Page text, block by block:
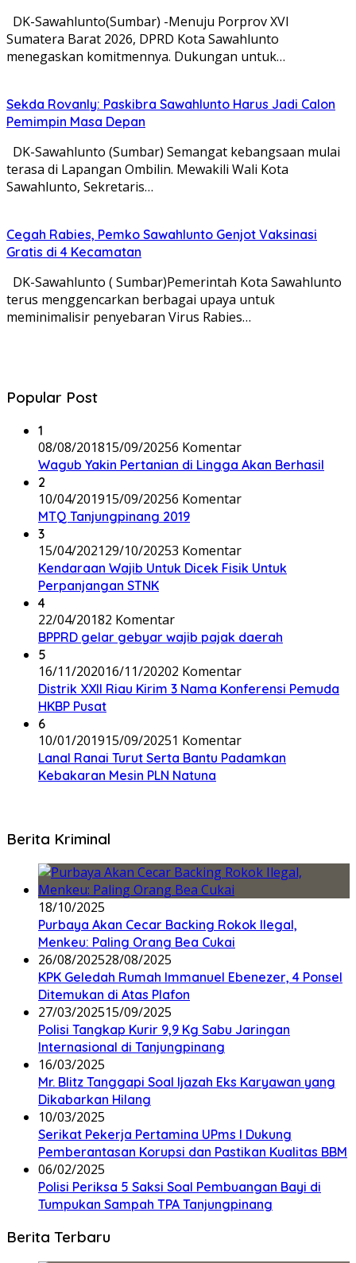
DK-Sawahlunto(Sumbar) -Menuju Porprov XVI
Sumatera Barat 2026, DPRD Kota Sawahlunto
menegaskan komitmennya. Dukungan untuk…
Sekda Rovanly: Paskibra Sawahlunto Harus Jadi Calon
Pemimpin Masa Depan
DK-Sawahlunto (Sumbar) Semangat kebangsaan mulai
terasa di Lapangan Ombilin. Mewakili Wali Kota
Sawahlunto, Sekretaris…
Cegah Rabies, Pemko Sawahlunto Genjot Vaksinasi
Gratis di 4 Kecamatan
DK-Sawahlunto ( Sumbar)Pemerintah Kota Sawahlunto
terus menggencarkan berbagai upaya untuk
meminimalisir penyebaran Virus Rabies…
Popular Post
1
08/08/201815/09/20256 Komentar
Wagub Yakin Pertanian di Lingga Akan Berhasil
2
10/04/201915/09/20256 Komentar
MTQ Tanjungpinang 2019
3
15/04/202129/10/20253 Komentar
Kendaraan Wajib Untuk Dicek Fisik Untuk
Perpanjangan STNK
4
22/04/20182 Komentar
BPPRD gelar gebyar wajib pajak daerah
5
16/11/202016/11/20202 Komentar
Distrik XXII Riau Kirim 3 Nama Konferensi Pemuda
HKBP Pusat
6
10/01/201915/09/20251 Komentar
Lanal Ranai Turut Serta Bantu Padamkan
Kebakaran Mesin PLN Natuna
Berita Kriminal
18/10/2025
Purbaya Akan Cecar Backing Rokok Ilegal,
Menkeu: Paling Orang Bea Cukai
26/08/202528/08/2025
KPK Geledah Rumah Immanuel Ebenezer, 4 Ponsel
Ditemukan di Atas Plafon
27/03/202515/09/2025
Polisi Tangkap Kurir 9,9 Kg Sabu Jaringan
Internasional di Tanjungpinang
16/03/2025
Mr. Blitz Tanggapi Soal Ijazah Eks Karyawan yang
Dikabarkan Hilang
10/03/2025
Serikat Pekerja Pertamina UPms I Dukung
Pemberantasan Korupsi dan Pastikan Kualitas BBM
06/02/2025
Polisi Periksa 5 Saksi Soal Pembuangan Bayi di
Tumpukan Sampah TPA Tanjungpinang
Berita Terbaru